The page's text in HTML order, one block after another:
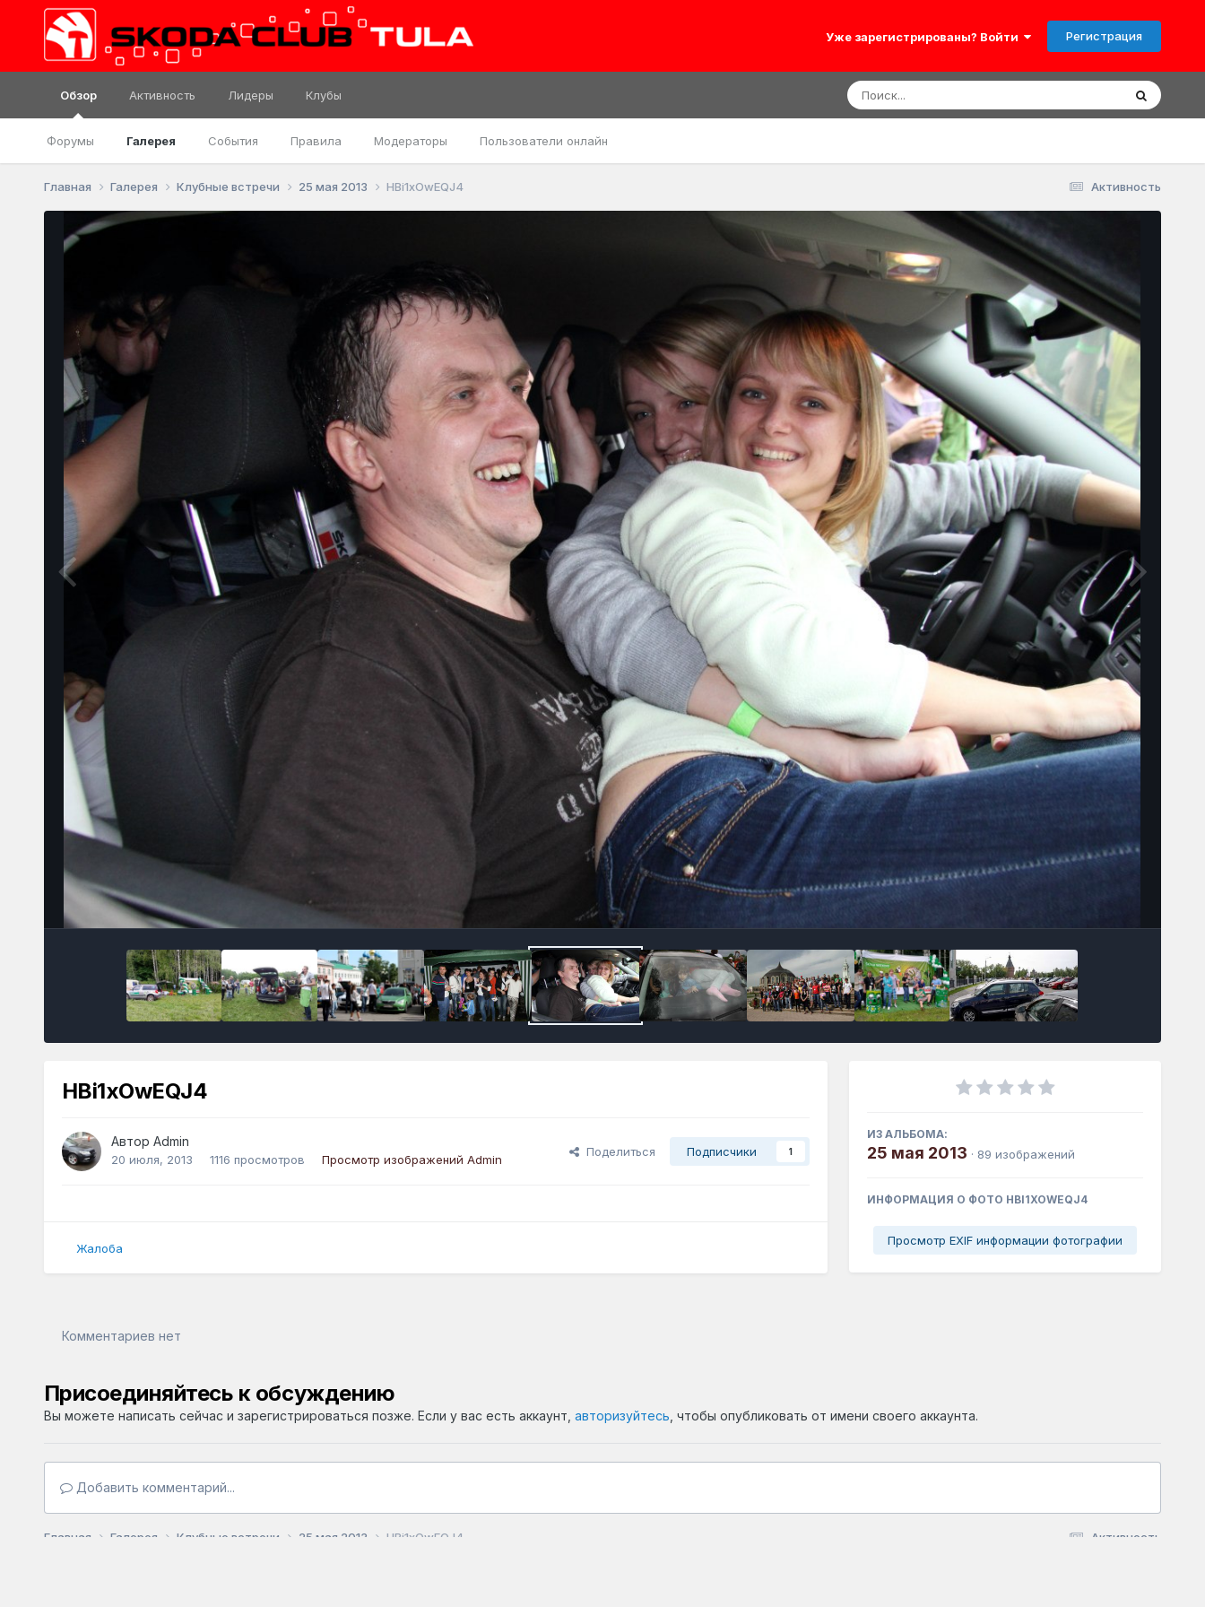
Уже зарегистрированы? Войти Регистрация
Обзор
Форумы Галерея События Правила Модераторы Пользователи онлайн
Активность Лидеры Клубы
Активность
Главная Галерея Клубные встречи 25 мая 2013 HBi1xOwEQJ4
HBi1xOwEQJ4
Автор Admin
20 июля, 2013 1116 просмотров Просмотр изображений Admin
Поделиться Подписчики 1
Жалоба
ИЗ АЛЬБОМА:
25 мая 2013 · 89 изображений
ИНФОРМАЦИЯ О ФОТО HBI1XOWEQJ4
Просмотр EXIF информации фотографии
Комментариев нет
Присоединяйтесь к обсуждению
Вы можете написать сейчас и зарегистрироваться позже. Если у вас есть аккаунт, авторизуйтесь , чтобы опубликовать от имени своего аккаунта.
Добавить комментарий...
Активность
Главная Галерея Клубные встречи 25 мая 2013 HBi1xOwEQJ4